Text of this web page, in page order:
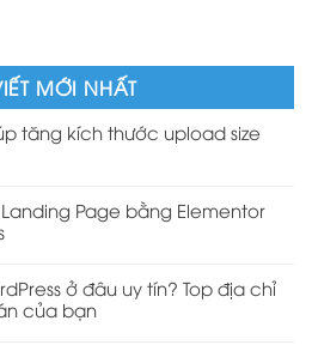
MỚI NHẤT
tăng kích thước upload size
Page bằng Elementor
ở đâu uy tín? Top địa chỉ
của bạn